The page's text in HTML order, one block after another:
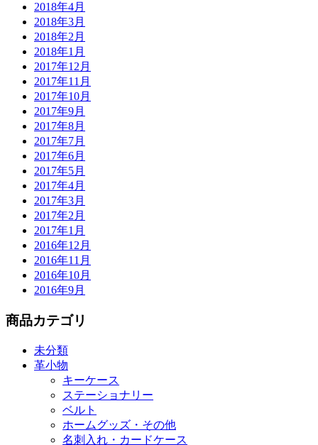
2018年4月
2018年3月
2018年2月
2018年1月
2017年12月
2017年11月
2017年10月
2017年9月
2017年8月
2017年7月
2017年6月
2017年5月
2017年4月
2017年3月
2017年2月
2017年1月
2016年12月
2016年11月
2016年10月
2016年9月
商品カテゴリ
未分類
革小物
キーケース
ステーショナリー
ベルト
ホームグッズ・その他
名刺入れ・カードケース